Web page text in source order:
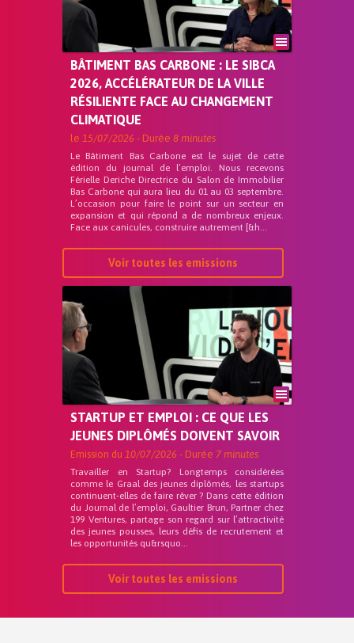
BÂTIMENT BAS CARBONE : LE SIBCA
2026, ACCÉLÉRATEUR DE LA VILLE
RÉSILIENTE FACE AU CHANGEMENT
CLIMATIQUE
le 15/07/2026 - Durée 8 minutes
Le Bâtiment Bas Carbone est le sujet de cette
édition du journal de l’emploi. Nous recevons
Férielle Deriche Directrice du Salon de Immobilier
Bas Carbone qui aura lieu du 01 au 03 septembre.
L’occasion pour faire le point sur un secteur en
expansion et qui répond a de nombreux enjeux.
Face aux canicules, construire autrement [&h...
Voir toutes les emissions
STARTUP ET EMPLOI : CE QUE LES
JEUNES DIPLÔMÉS DOIVENT SAVOIR
Emission du 10/07/2026 - Durée 7 minutes
Travailler en Startup? Longtemps considérées
comme le Graal des jeunes diplômés, les startups
continuent-elles de faire rêver ? Dans cette édition
du Journal de l’emploi, Gaultier Brun, Partner chez
199 Ventures, partage son regard sur l’attractivité
des jeunes pousses, leurs défis de recrutement et
les opportunités qu&rsquo...
Voir toutes les emissions